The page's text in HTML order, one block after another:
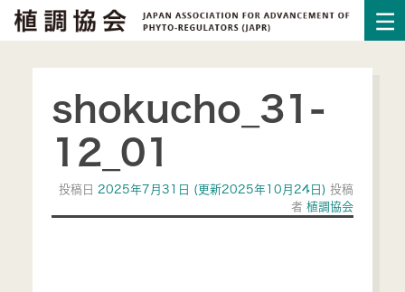
shokucho_31-
12_01
投稿日 2025年7月31日 (更新2025年10月24日)投稿
者 植調協会